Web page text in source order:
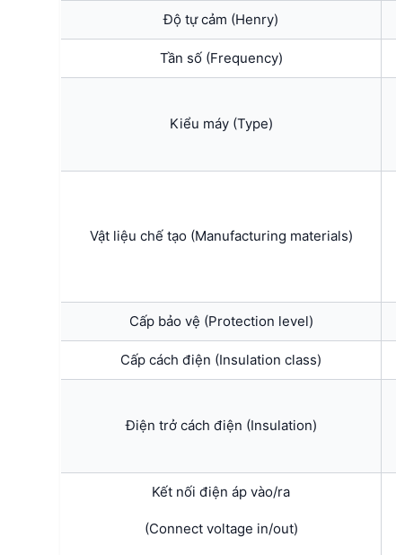
Độ tự cảm (Henry)
Tần số (Frequency)
Kiểu máy (Type)
Vật liệu chế tạo (Manufacturing materials)
Cấp bảo vệ (Protection level)
Cấp cách điện (Insulation class)
Điện trở cách điện (Insulation)
Kết nối điện áp vào/ra
(Connect voltage in/out)